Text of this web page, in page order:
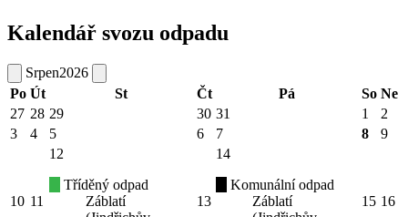
Kalendář svozu odpadu
Srpen2026
Po Út St Čt Pá So Ne
27 28 29 30 31 1
2
3
4 5 6 7 8 9
10 11
12
Tříděný odpad
Záblatí
13
14
Komunální odpad
Záblatí
15 16